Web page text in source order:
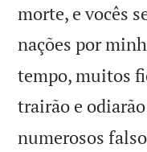
morte, e vocês
nações por
tempo, muitos
trairão e
numerosos